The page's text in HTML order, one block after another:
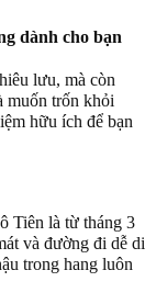
dành cho bạn
lưu, mà còn
muốn trốn khỏi
hữu ích để bạn
Tiên là từ tháng 3
và đường đi dễ di
trong hang luôn